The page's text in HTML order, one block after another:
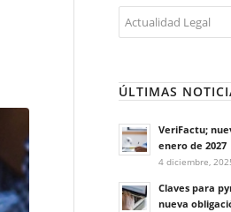
Categorías
ÚLTIMAS
VeriFactu;
enero de 2027
4 diciembre,
Claves para
nueva